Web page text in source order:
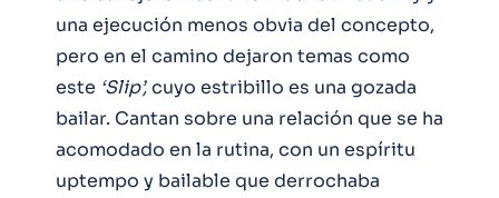
una ejecución menos obvia del concepto,
pero en el camino dejaron temas como
este ‘Slip’,cuyo estribillo es una gozada
bailar. Cantan sobre una relación que se ha
acomodado en la rutina, con un espíritu
uptempo y bailable que derrochaba